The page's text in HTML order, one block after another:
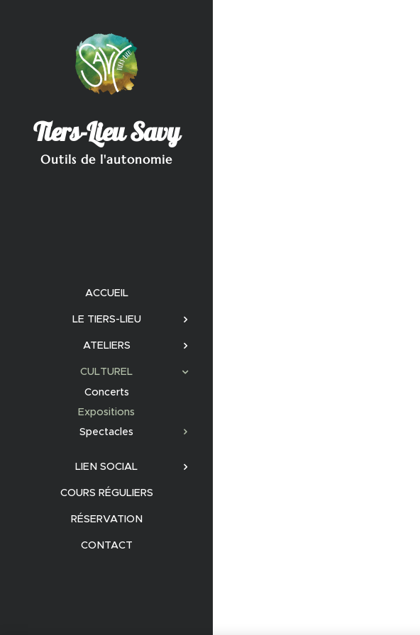
Tiers-Lieu Savy
Outils de l'autonomie
ACCUEIL
LE TIERS-LIEU
ATELIERS
CULTUREL
Concerts
Expositions
Spectacles
LIEN SOCIAL
COURS RÉGULIERS
RÉSERVATION
CONTACT